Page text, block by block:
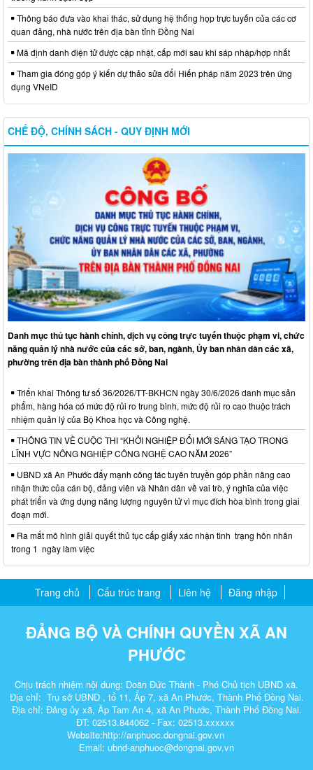
Thông báo đưa vào khai thác, sử dụng hệ thống họp trực tuyến của các cơ
quan đảng, nhà nước trên địa bàn tỉnh Đồng Nai
Mã định danh điện tử được cập nhật, cấp mới sau khi sáp nhập/hợp nhất
Tham gia đóng góp ý kiến dự thảo sửa đổi Hiến pháp năm 2023 trên ứng
dụng VNeID
CHẾ ĐỘ, CHÍNH SÁCH - QUY ĐỊNH MỚI
Danh mục thủ tục hành chính, dịch vụ công trực tuyến thuộc phạm vi, chức
năng quản lý nhà nước của các sở, ban, ngành, Ủy ban nhân dân các xã,
phường trên địa bàn thành phố Đồng Nai
Triển khai Thông tư số 36/2026/TT-BKHCN ngày 30/6/2026 danh mục sản
phẩm, hàng hóa có mức độ rủi ro trung bình, mức độ rủi ro cao thuộc trách
nhiệm quản lý của Bộ Khoa học và Công nghệ.
THÔNG TIN VỀ CUỘC THI “KHỞI NGHIỆP ĐỔI MỚI SÁNG TẠO TRONG
LĨNH VỰC NÔNG NGHIỆP CÔNG NGHỆ CAO NĂM 2026”
UBND xã An Phước đẩy mạnh công tác tuyên truyền góp phần nâng cao
nhận thức của cán bộ, đảng viên và Nhân dân về vai trò, ý nghĩa của việc
phát triển và ứng dụng năng lượng nguyên tử vì mục đích hòa bình trong giai
đoạn mới.
Ra mắt mô hình giải quyết thủ tục cấp giấy xác nhận tình trạng hôn nhân
trong 1 ngày làm việc
Trang chủ Cấu trúc trang Liên hệ Đăng nhập
ĐẢNG BỘ VÀ CHÍNH QUYỀN XÃ AN
PHƯỚC
Chịu trách nhiệm nội dung: Doãn Đức Thành - Phó Chủ tịch UBND xã.
Địa chỉ: Trụ sở UBND , tổ 11, Ấp 7, xã An Phước, Thành Phố Đồng Nai.
Địa chỉ: Đảng ủy xã, Âp Tam An 4, xã An Phước, Thành Phố Đồng Nai.
ĐT: 02513.844062 - Fax: 02513.xxxxxx
Website:http://anphuoc.dongnai.gov.vn
Email: ubnd-anphuoc@dongnai.gov.vn​